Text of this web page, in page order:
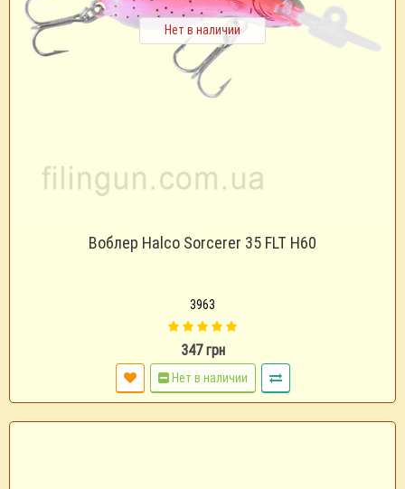
Нет в наличии
Воблер Halco Sorcerer 35 FLT H60
3963
347 грн
Нет в наличии